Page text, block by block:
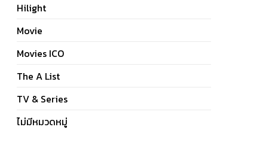
Hilight
Movie
Movies ICO
The A List
TV & Series
ไม่มีหมวดหมู่